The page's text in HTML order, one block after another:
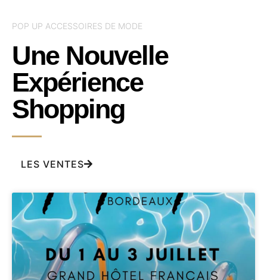
POP UP ACCESSOIRES DE MODE
Une Nouvelle
Expérience
Shopping
LES VENTES